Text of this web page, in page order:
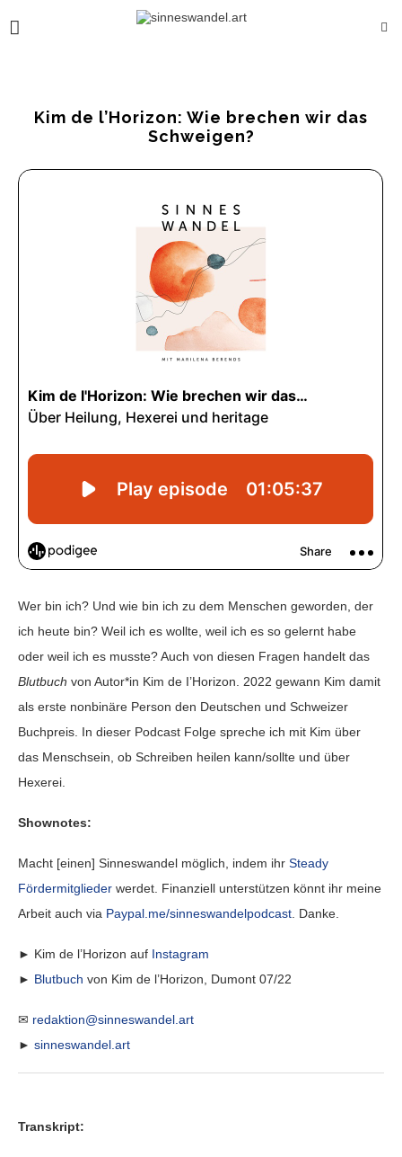
Kim de l’Horizon: Wie brechen wir das
Schweigen?
Wer bin ich? Und wie bin ich zu dem Menschen geworden, der
ich heute bin? Weil ich es wollte, weil ich es so gelernt habe
oder weil ich es musste? Auch von diesen Fragen handelt das
Blutbuch von Autor*in Kim de I’Horizon. 2022 gewann Kim damit
als erste nonbinäre Person den Deutschen und Schweizer
Buchpreis. In dieser Podcast Folge spreche ich mit Kim über
das Menschsein, ob Schreiben heilen kann/sollte und über
Hexerei.
Shownotes:
Macht [einen] Sinneswandel möglich, indem ihr Steady
Fördermitglieder werdet. Finanziell unterstützen könnt ihr meine
Arbeit auch via Paypal.me/sinneswandelpodcast . Danke.
► Kim de l’Horizon auf Instagram
► Blutbuch von Kim de l’Horizon, Dumont 07/22
✉ redaktion@sinneswandel.art
► sinneswandel.art
Transkript: